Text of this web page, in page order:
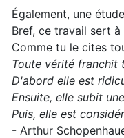
Également, une
Bref, ce travail sert
Comme tu le cites
Toute vérité franchit
D'abord elle est
Ensuite, elle subit
Puis, elle est
- Arthur